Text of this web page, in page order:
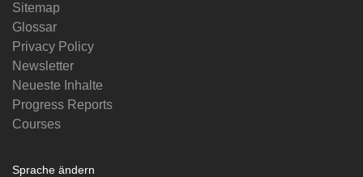
Sitemap
Glossar
Privacy Policy
Newsletter
Neueste Inhalte
Progress Reports
Courses
Sprache ändern